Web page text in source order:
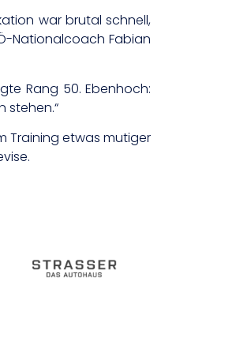
war brutal schnell,
Nationalcoach Fabian
Rang 50. Ebenhoch:
stehen.“
Training etwas mutiger